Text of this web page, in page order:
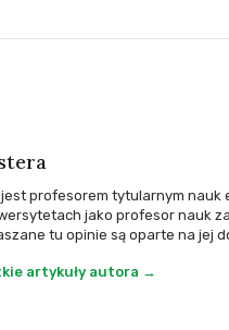
profesorem tytularnym nauk
jako profesor nauk
tu opinie są oparte na jej
artykuły autora →